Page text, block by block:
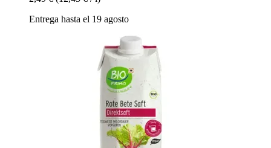
Entrega hasta el 19 agosto